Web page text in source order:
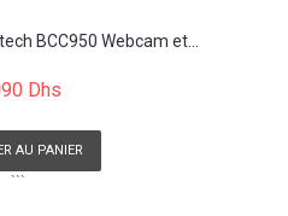
BCC950 Webcam et...
Dhs
AU PANIER
```